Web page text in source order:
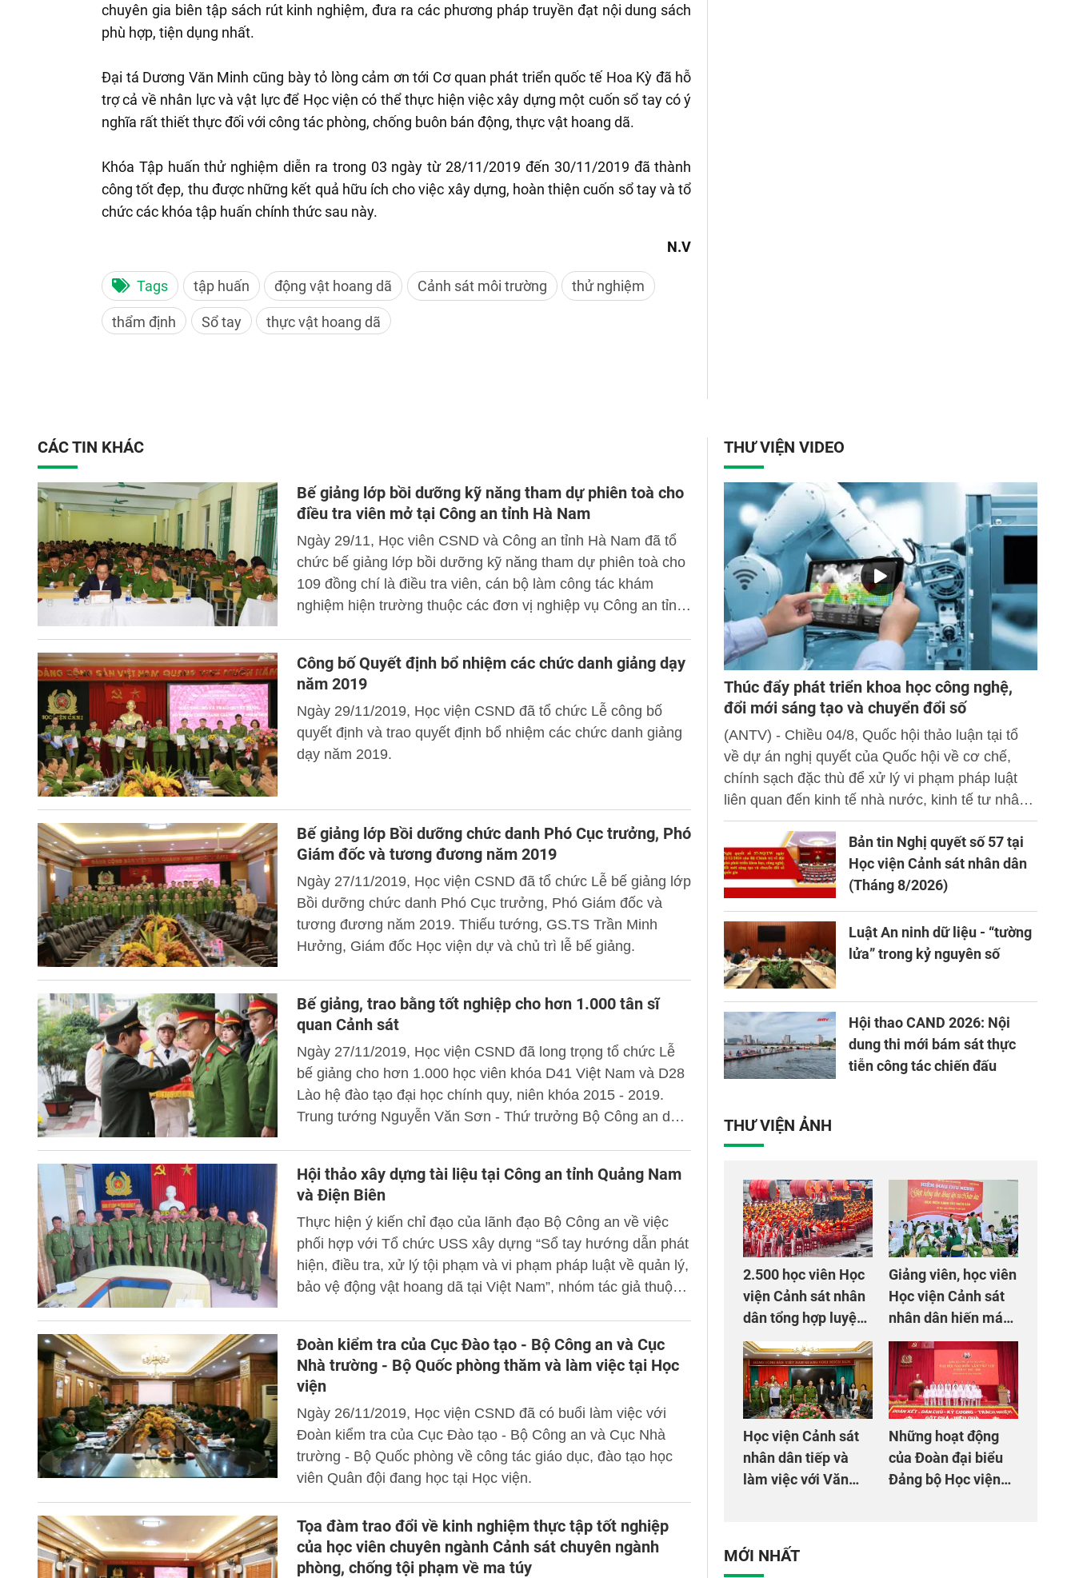
chuyên gia biên tập sách rút kinh nghiệm, đưa ra các phương pháp truyền đạt nội dung sách
phù hợp, tiện dụng nhất.
Đại tá Dương Văn Minh cũng bày tỏ lòng cảm ơn tới Cơ quan phát triển quốc tế Hoa Kỳ đã hỗ
trợ cả về nhân lực và vật lực để Học viện có thể thực hiện việc xây dựng một cuốn sổ tay có ý
nghĩa rất thiết thực đối với công tác phòng, chống buôn bán động, thực vật hoang dã.
Khóa Tập huấn thử nghiệm diễn ra trong 03 ngày từ 28/11/2019 đến 30/11/2019 đã thành
công tốt đẹp, thu được những kết quả hữu ích cho việc xây dựng, hoàn thiện cuốn sổ tay và tổ
chức các khóa tập huấn chính thức sau này.
N.V
Tags tập huấn động vật hoang dã Cảnh sát môi trường thử nghiệm
thẩm định Sổ tay thực vật hoang dã
CÁC TIN KHÁC
Bế giảng lớp bồi dưỡng kỹ năng tham dự phiên toà cho
điều tra viên mở tại Công an tỉnh Hà Nam
Ngày 29/11, Học viên CSND và Công an tỉnh Hà Nam đã tổ
chức bế giảng lớp bồi dưỡng kỹ năng tham dự phiên toà cho
109 đồng chí là điều tra viên, cán bộ làm công tác khám
nghiệm hiện trường thuộc các đơn vị nghiệp vụ Công an tỉnh
Công bố Quyết định bổ nhiệm các chức danh giảng dạy
năm 2019
Ngày 29/11/2019, Học viện CSND đã tổ chức Lễ công bố
quyết định và trao quyết định bổ nhiệm các chức danh giảng
dạy năm 2019.
Bế giảng lớp Bồi dưỡng chức danh Phó Cục trưởng, Phó
Giám đốc và tương đương năm 2019
Ngày 27/11/2019, Học viện CSND đã tổ chức Lễ bế giảng lớp
Bồi dưỡng chức danh Phó Cục trưởng, Phó Giám đốc và
tương đương năm 2019. Thiếu tướng, GS.TS Trần Minh
Hưởng, Giám đốc Học viện dự và chủ trì lễ bế giảng.
Bế giảng, trao bằng tốt nghiệp cho hơn 1.000 tân sĩ
quan Cảnh sát
Ngày 27/11/2019, Học viện CSND đã long trọng tổ chức Lễ
bế giảng cho hơn 1.000 học viên khóa D41 Việt Nam và D28
Lào hệ đào tạo đại học chính quy, niên khóa 2015 - 2019.
Trung tướng Nguyễn Văn Sơn - Thứ trưởng Bộ Công an dự
Hội thảo xây dựng tài liệu tại Công an tỉnh Quảng Nam
và Điện Biên
Thực hiện ý kiến chỉ đạo của lãnh đạo Bộ Công an về việc
phối hợp với Tổ chức USS xây dựng “Sổ tay hướng dẫn phát
hiện, điều tra, xử lý tội phạm và vi phạm pháp luật về quản lý,
bảo vệ động vật hoang dã tại Việt Nam”, nhóm tác giả thuộc
đổi, lấy ý kiến tại Công an một số đơn vị địa phương.
Đoàn kiểm tra của Cục Đào tạo - Bộ Công an và Cục
Nhà trường - Bộ Quốc phòng thăm và làm việc tại Học
viện
Ngày 26/11/2019, Học viện CSND đã có buổi làm việc với
Đoàn kiểm tra của Cục Đào tạo - Bộ Công an và Cục Nhà
trường - Bộ Quốc phòng về công tác giáo dục, đào tạo học
viên Quân đội đang học tại Học viện.
Tọa đàm trao đổi về kinh nghiệm thực tập tốt nghiệp
của học viên chuyên ngành Cảnh sát chuyên ngành
phòng, chống tội phạm về ma túy
THƯ VIỆN VIDEO
Thúc đẩy phát triển khoa học công nghệ,
đổi mới sáng tạo và chuyển đổi số
(ANTV) - Chiều 04/8, Quốc hội thảo luận tại tổ
về dự án nghị quyết của Quốc hội về cơ chế,
chính sạch đặc thù để xử lý vi phạm pháp luật
liên quan đến kinh tế nhà nước, kinh tế tư nhân
và ứng dụng khoa học công nghệ, đổi mới sáng
tạo và chuyển đổi số.Bản tin Nghị quyết số 57 tại
Học viện Cảnh sát nhân dân
(Tháng 8/2026)
Luật An ninh dữ liệu - “tường
lửa” trong kỷ nguyên số
Hội thao CAND 2026: Nội
dung thi mới bám sát thực
tiễn công tác chiến đấu
THƯ VIỆN ẢNH
2.500 học viên Học
viện Cảnh sát nhân
dân tổng hợp luyện
màn Trống hội chào
mừng Đại hội Đảng
Giảng viên, học viên
Học viện Cảnh sát
nhân dân hiến máu
giúp dân và đồng
đội
Học viện Cảnh sát
nhân dân tiếp và
làm việc với Văn
Bản tại Việt Nam
Những hoạt động
của Đoàn đại biểu
Đảng bộ Học viện
MỚI NHẤT